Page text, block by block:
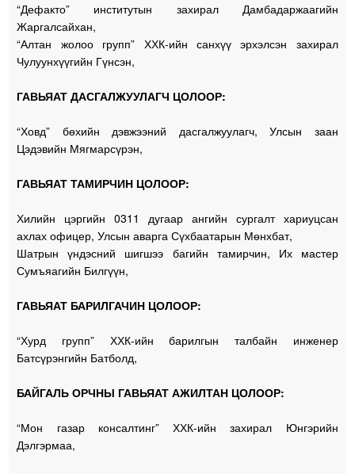
“Дефакто” институтын захирал Дамбадаржаагийн
Жаргалсайхан,
“Алтан жолоо групп” ХХК-ийн санхүү эрхэлсэн захирал
Чулуунхүүгийн Гүнсэн,
ГАВЬЯАТ ДАСГАЛЖУУЛАГЧ ЦОЛООР:
“Ховд” бөхийн дэвжээний дасгалжуулагч, Улсын заан
Цэдэвийн Мягмарсүрэн,
ГАВЬЯАТ ТАМИРЧИН ЦОЛООР:
Хилийн цэргийн 0311 дугаар ангийн сургалт хариуцсан
ахлах офицер, Улсын аварга Сүхбаатарын Мөнхбат,
Шатрын үндэсний шигшээ багийн тамирчин, Их мастер
Сумъяагийн Билгүүн,
ГАВЬЯАТ БАРИЛГАЧИН ЦОЛООР:
“Хурд групп” ХХК-ийн барилгын талбайн инженер
Батсүрэнгийн Батболд,
БАЙГАЛЬ ОРЧНЫ ГАВЬЯАТ АЖИЛТАН ЦОЛООР:
“Мон газар консалтинг” ХХК-ийн захирал Юнгэрийн
Дэлгэрмаа,